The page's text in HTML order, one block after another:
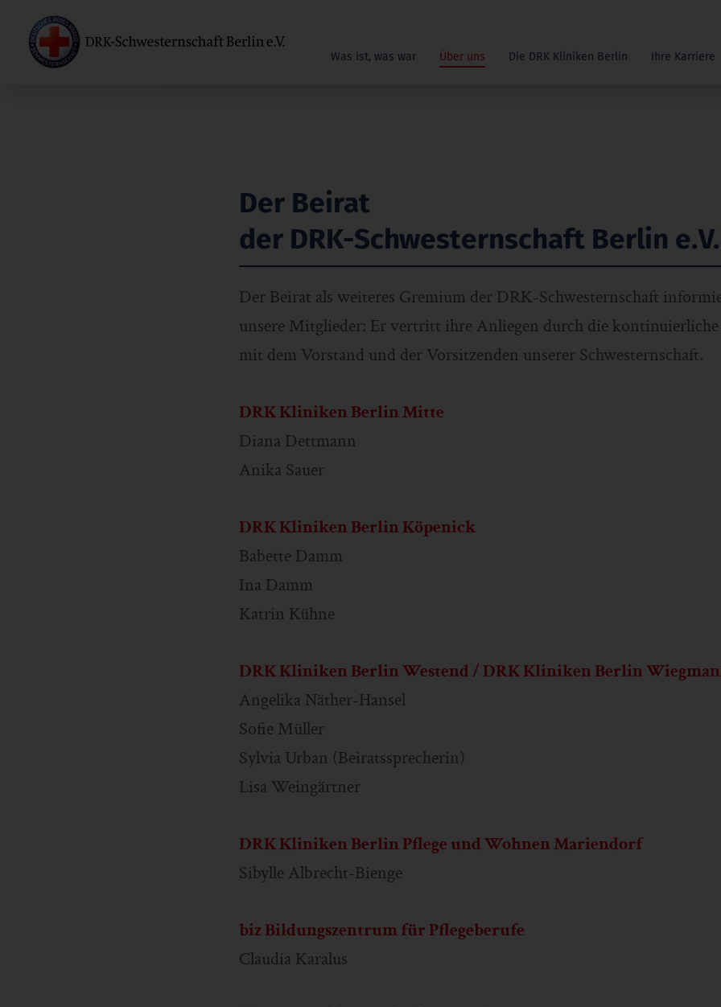
Was ist, was war Über uns Die DRK Kliniken Berlin Ihre Karriere
Der Beirat
der DRK-Schwesternschaft Berlin e.V.
Der Beirat als weiteres Gremium der DRK-Schwesternschaft
unsere Mitglieder: Er vertritt ihre Anliegen durch die kontinuierliche
mit dem Vorstand und der Vorsitzenden unserer Schwesternschaft.
DRK Kliniken Berlin Mitte
Diana Dettmann
Anika Sauer
DRK Kliniken Berlin Köpenick
Babette Damm
Ina Damm
Katrin Kühne
DRK Kliniken Berlin Westend / DRK Kliniken Berlin
Angelika Näther-Hansel
Sofie Müller
Sylvia Urban (Beiratssprecherin)
Lisa Weingärtner
DRK Kliniken Berlin Pflege und Wohnen Mariendorf
Sibylle Albrecht-Bienge
biz Bildungszentrum für Pflegeberufe
Claudia Karalus